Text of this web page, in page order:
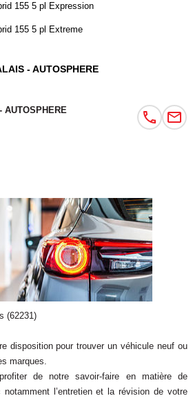
155 5 pl Expression
155 5 pl Extreme
- AUTOSPHERE
AUTOSPHERE
(62231)
disposition pour trouver un véhicule neuf ou
marques.
de notre savoir-faire en matière de
l’entretien et la révision de votre